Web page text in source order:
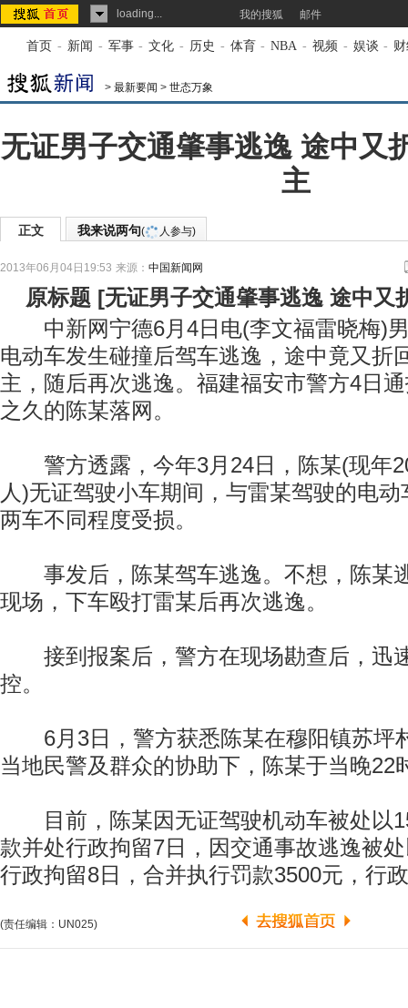
loading... 我的搜狐 邮件
首页 - 新闻 - 军事 - 文化 - 历史 - 体育 - NBA - 视频 - 娱谈 -
> 最新要闻 > 世态万象
无证男子交通肇事逃逸 途中又
主
正文 我来说两句( 人参与)
2013年06月04日19:53 来源： 中国新闻网
原标题 [无证男子交通肇事逃逸 途中又
中新网宁德6月4日电(李文福雷晓梅)
电动车发生碰撞后驾车逃逸，途中竟又折
主，随后再次逃逸。福建福安市警方4日
之久的陈某落网。
警方透露，今年3月24日，陈某(现年
人)无证驾驶小车期间，与雷某驾驶的电
两车不同程度受损。
事发后，陈某驾车逃逸。不想，陈某
现场，下车殴打雷某后再次逃逸。
接到报案后，警方在现场勘查后，迅
控。
6月3日，警方获悉陈某在穆阳镇苏坪
当地民警及群众的协助下，陈某于当晚22
目前，陈某因无证驾驶机动车被处以
款并处行政拘留7日，因交通事故逃逸被
行政拘留8日，合并执行罚款3500元，行
(责任编辑：UN025)